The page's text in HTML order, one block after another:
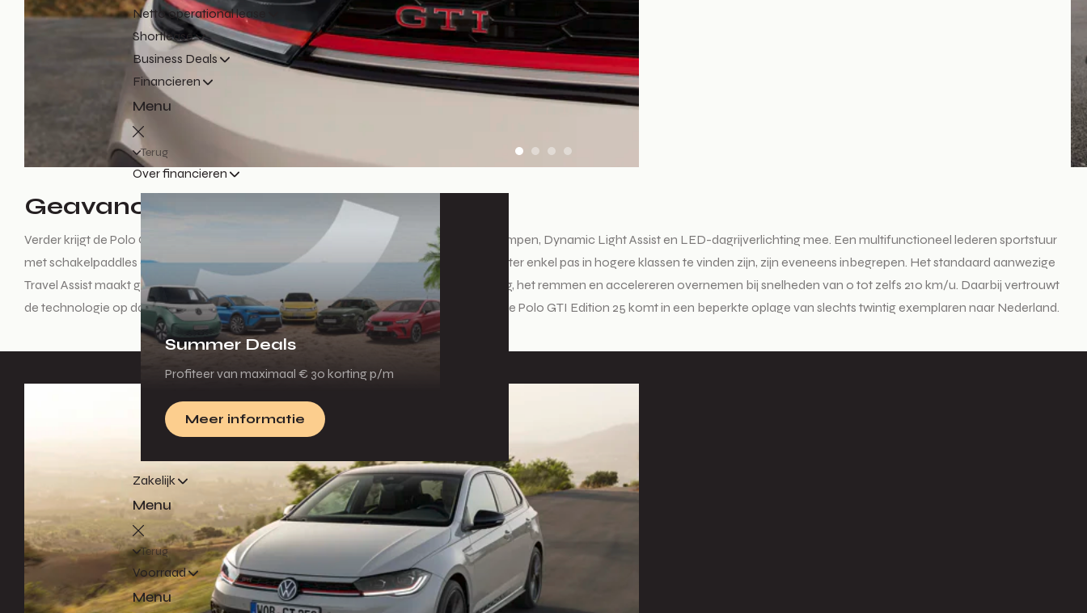
Netto operational lease
Shortlease
Business Deals
Financieren
Menu
Terug
Over financieren
Summer Deals
Profiteer van maximaal € 30 korting p/m
Meer informatie
Zakelijk
Menu
Terug
Voorraad
Menu
Geavanceerde technologie
Verder krijgt de Polo GTI Edition 25 standaard onder meer IQ.LIGHT LED-matrix koplampen, Dynamic Light Assist en LED-dagrijverlichting mee. Een multifunctioneel lederen sportstuur
met schakelpaddles en het ‘25’ embleem plus tal van rijassistentiesystemen die normaliter enkel pas in hogere klassen te vinden zijn, zijn eveneens inbegrepen. Het standaard aanwezige
Travel Assist maakt gedeeltelijk autonoom rijden mogelijk. Travel Assist kan de besturing, het remmen en accelereren overnemen bij snelheden van 0 tot zelfs 210 km/u. Daarbij vertrouwt
de technologie op data van onder andere de Adaptive Cruise Control en Lane Assist. De Polo GTI Edition 25 komt in een beperkte oplage van slechts twintig exemplaren naar Nederland.